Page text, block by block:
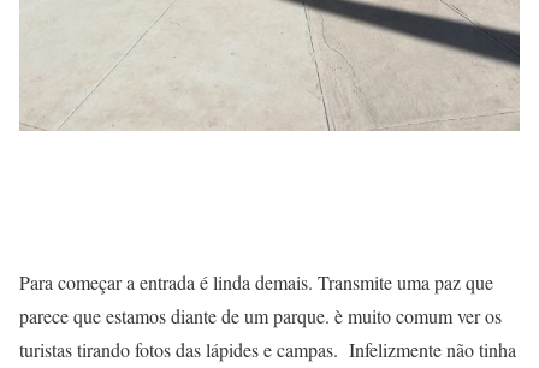
Para começar a entrada é linda demais. Transmite uma paz que
parece que estamos diante de um parque. è muito comum ver os
turistas tirando fotos das lápides e campas. Infelizmente não tinha